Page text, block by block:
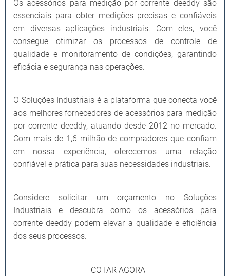
Os acessórios para medição por corrente deeddy são
essenciais para obter medições precisas e confiáveis
em diversas aplicações industriais. Com eles, você
consegue otimizar os processos de controle de
qualidade e monitoramento de condições, garantindo
eficácia e segurança nas operações.
O Soluções Industriais é a plataforma que conecta você
aos melhores fornecedores de acessórios para medição
por corrente deeddy, atuando desde 2012 no mercado.
Com mais de 1,6 milhão de compradores que confiam
em nossa experiência, oferecemos uma relação
confiável e prática para suas necessidades industriais.
Considere solicitar um orçamento no Soluções
Industriais e descubra como os acessórios para
corrente deeddy podem elevar a qualidade e eficiência
dos seus processos.
COTAR AGORA